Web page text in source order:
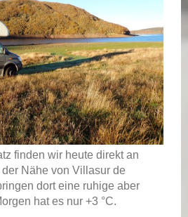
finden wir heute direkt an
Nähe von Villasur de
dort eine ruhige aber
hat es nur +3 °C.